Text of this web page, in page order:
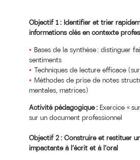
Objectif 1 : Identifier et trier
informations clés en contexte
Bases de la synthèse : distinguer
sentiments
Techniques de lecture efficace
Méthodes de prise de notes
mentales, matrices)
Activité pédagogique : Exercice «
sur un document professionnel
Objectif 2 : Construire et restituer
impactante à l’écrit et à l’oral